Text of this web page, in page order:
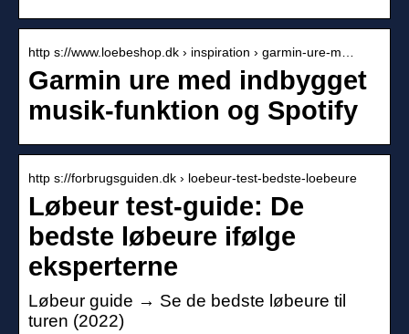
http s://www.loebeshop.dk › inspiration › garmin-ure-m…
Garmin ure med indbygget
musik-funktion og Spotify
http s://forbrugsguiden.dk › loebeur-test-bedste-loebeure
Løbeur test-guide: De
bedste løbeure ifølge
eksperterne
Løbeur guide → Se de bedste løbeure til
turen (2022)